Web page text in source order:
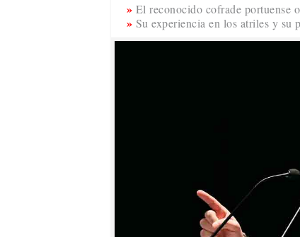
El reconocido cofrade portuense
Su experiencia en los atriles y su